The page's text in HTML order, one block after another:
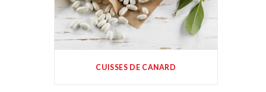
CUISSES DE CANARD